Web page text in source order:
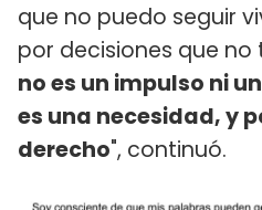
que no puedo seguir
por decisiones que no
no es un impulso ni
es una necesidad, y
derecho", continuó.